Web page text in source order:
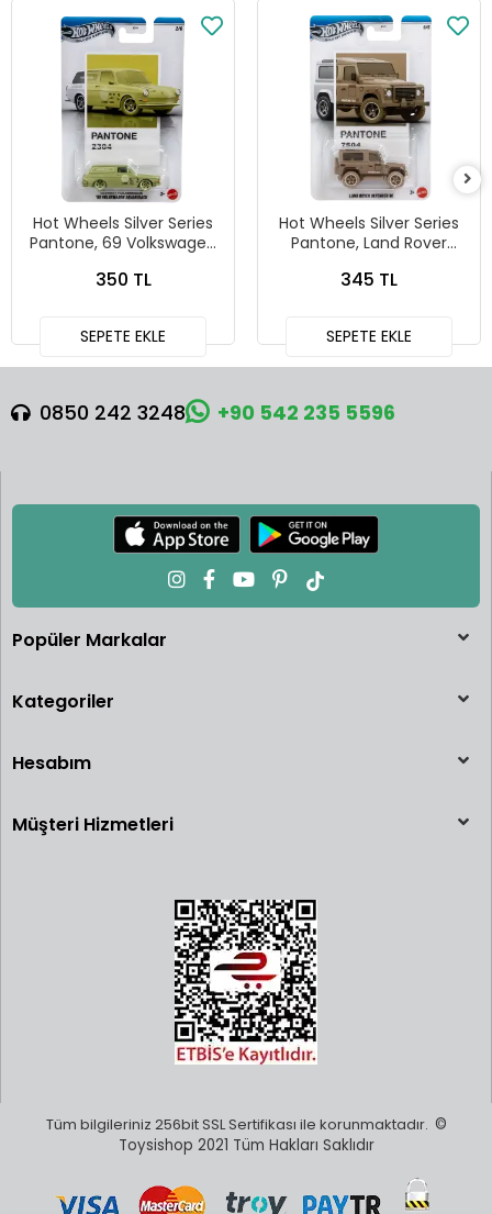
Hot Wheels Silver Series
Pantone, 69 Volkswagen
350 TL
SEPETE EKLE
Hot Wheels Silver Series
Pantone, Land Rover
345 TL
SEPETE EKLE
0850 242 3248 +90 542 235 5596
Popüler Markalar
Kategoriler
Hesabım
Müşteri Hizmetleri
Tüm bilgileriniz 256bit SSL Sertifikası ile korunmaktadır. ©
Toysishop 2021 Tüm Hakları Saklıdır